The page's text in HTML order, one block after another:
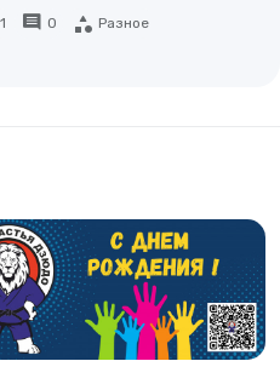
comment 0 category Разное